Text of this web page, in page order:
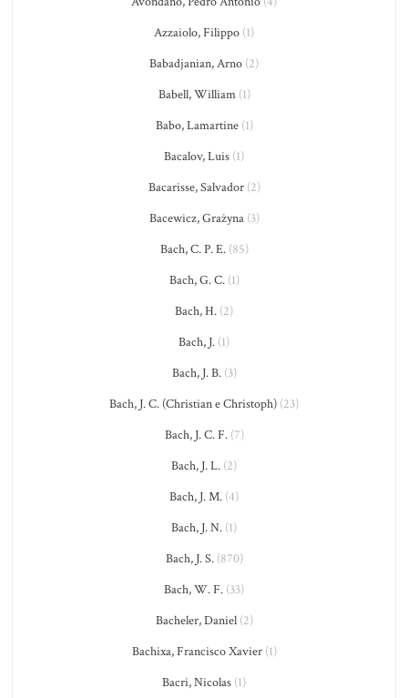
Azzaiolo, Filippo (1)
Babadjanian, Arno (2)
Babell, William(1)
Babo, Lamartine(1)
Bacalov, Luis (1)
Bacarisse, Salvador(2)
Bacewicz, Grażyna(3)
Bach, C. P. E.(85)
Bach, G. C.(1)
Bach, H. (2)
Bach, J. (1)
Bach, J. B.(3)
Bach, J. C. (Christian e Christoph) (23)
Bach, J. C. F.(7)
Bach, J. L. (2)
Bach, J. M. (4)
Bach, J. N. (1)
Bach, J. S.(870)
Bach, W. F. (33)
Bacheler, Daniel(2)
Bachixa, Francisco Xavier(1)
Bacri, Nicolas (1)